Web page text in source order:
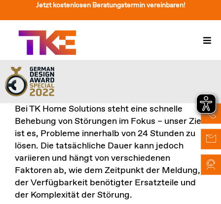
Inhalt
springen
Jetzt kostenlosen Beratungstermin vereinbaren!
Treppenlift
Preise
Service
Treppenliftberatung
Über Uns & Kontakt
Suche
nach:
Bei TK Home Solutions steht eine schnelle
Behebung von Störungen im Fokus – unser Ziel
ist es, Probleme innerhalb von24 Stundenzu
lösen. Die tatsächliche Dauer kann jedoch
variieren und hängt von verschiedenen
Faktoren ab, wie dem Zeitpunkt der Meldung,
der Verfügbarkeit benötigter Ersatzteile und
der Komplexität der Störung.